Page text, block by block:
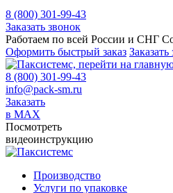
8 (800) 301-99-43
Заказать звонок
Работаем по всей России и СНГ
Оформить быстрый заказ
8 (800) 301-99-43
info@pack-sm.ru
Заказать
в MAX
Посмотреть
видеоинструкцию
Производство
Услуги по упаковке